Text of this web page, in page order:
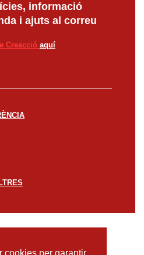
informació
i ajuts al correu
Creacció aquí